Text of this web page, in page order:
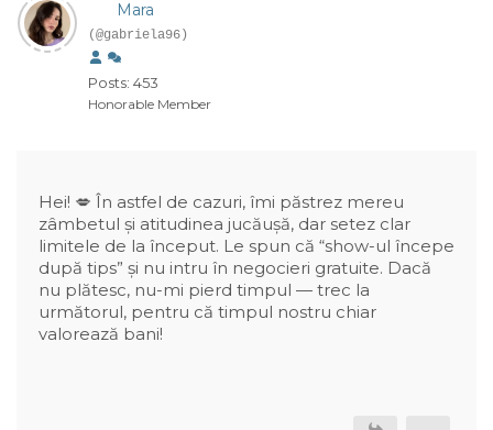
Mara
(@gabriela96)
Posts: 453
Honorable Member
Hei! 💋 În astfel de cazuri, îmi păstrez mereu
zâmbetul și atitudinea jucăușă, dar setez clar
limitele de la început. Le spun că “show-ul începe
după tips” și nu intru în negocieri gratuite. Dacă
nu plătesc, nu-mi pierd timpul — trec la
următorul, pentru că timpul nostru chiar
valorează bani!